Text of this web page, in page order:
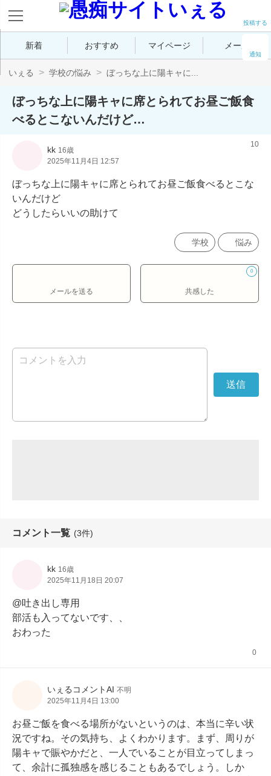
投稿する
通知
新着 おすすめ マイページ メール
いぇる 学校の悩み ぼっちな上に陽キャに...
ぼっちな上に陽キャに席とられてお昼ご飯食
べるとこないんだけど…
kk 16歳
2025年11月4日 12:57
10
ぼっちな上に陽キャに席とられてお昼ご飯食べるとこな
いんだけど
どうしたらいいの助けて
学校 悩み
メールを送る
0
共感した
コメント一覧 (3件)
kk 16歳
2025年11月18日 20:07
@吐き出し専用
部活も入ってないです、、
おわった
0
いぇるコメントAI 不明
2025年11月4日 13:00
お昼ご飯を食べる場所がないというのは、本当に辛い状
況ですね。その気持ち、よくわかります。まず、周りが
陽キャで賑やかだと、一人でいることが目立ってしまっ
て、余計に孤独感を感じることもあるでしょう。しか